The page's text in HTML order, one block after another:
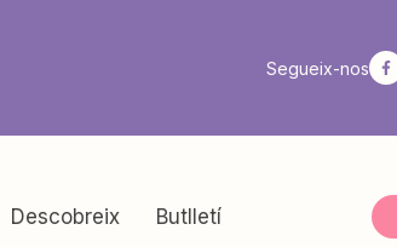
Segueix-nos
Descobreix Butlletí